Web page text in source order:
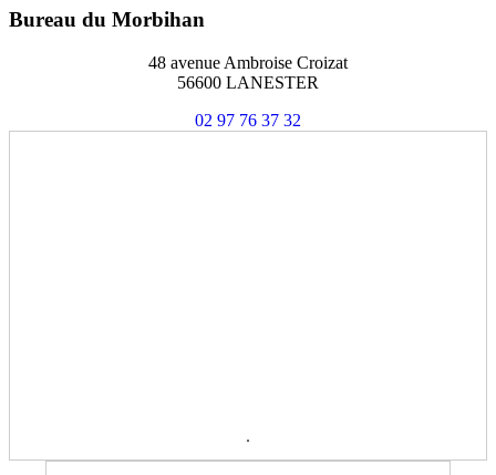
Bureau du Morbihan
48 avenue Ambroise Croizat
56600 LANESTER
02 97 76 37 32
.